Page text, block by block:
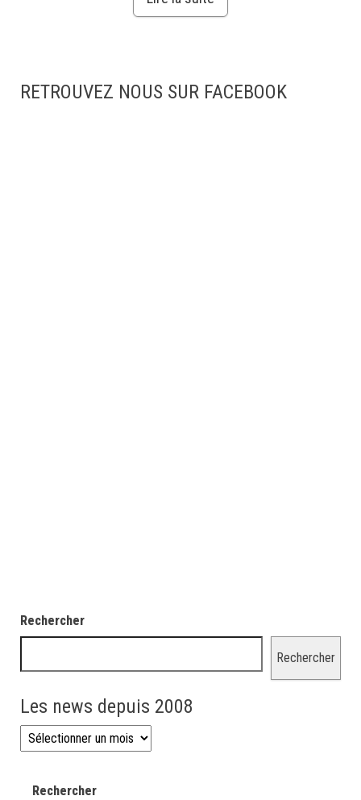
RETROUVEZ NOUS SUR FACEBOOK
Rechercher
Rechercher
Les news depuis 2008
Les news depuis 2008
Rechercher